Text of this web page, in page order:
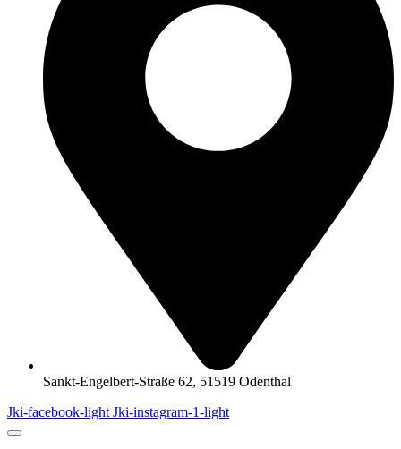
Sankt-Engelbert-Straße 62, 51519 Odenthal
Jki-facebook-light Jki-instagram-1-light